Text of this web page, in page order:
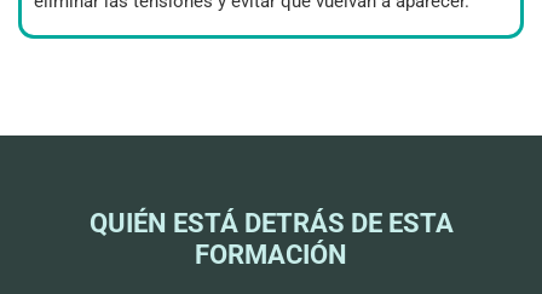
QUIÉN ESTÁ DETRÁS DE ESTA
FORMACIÓN